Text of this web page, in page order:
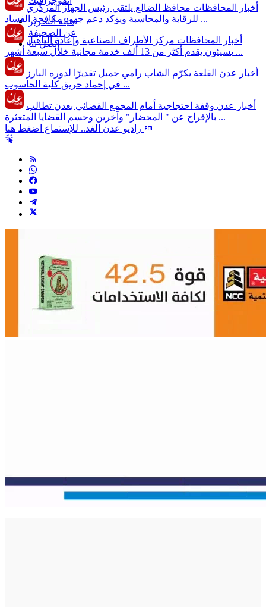
هيئة التحرير
عن الصحيفة
إتصل بنا
أخبار المحافظات محافظ الضالع يلتقي رئيس الجهاز المركزي
للرقابة والمحاسبة ويؤكد دعم جهود مكافحة الفساد ...
أخبار المحافظات مركز الأطراف الصناعية وإعادة التأهيل
بسيئون يقدم أكثر من 13 ألف خدمة مجانية خلال سبعة أشهر ...
أخبار عدن القلعة يكرّم الشاب رامي جميل تقديرًا لدوره البارز
في إخماد حريق كلية الحاسوب ...
أخبار عدن وقفة احتجاجية أمام المجمع القضائي بعدن تطالب
بالإفراج عن " المحضار" وآخرين وحسم القضايا المتعثرة ...